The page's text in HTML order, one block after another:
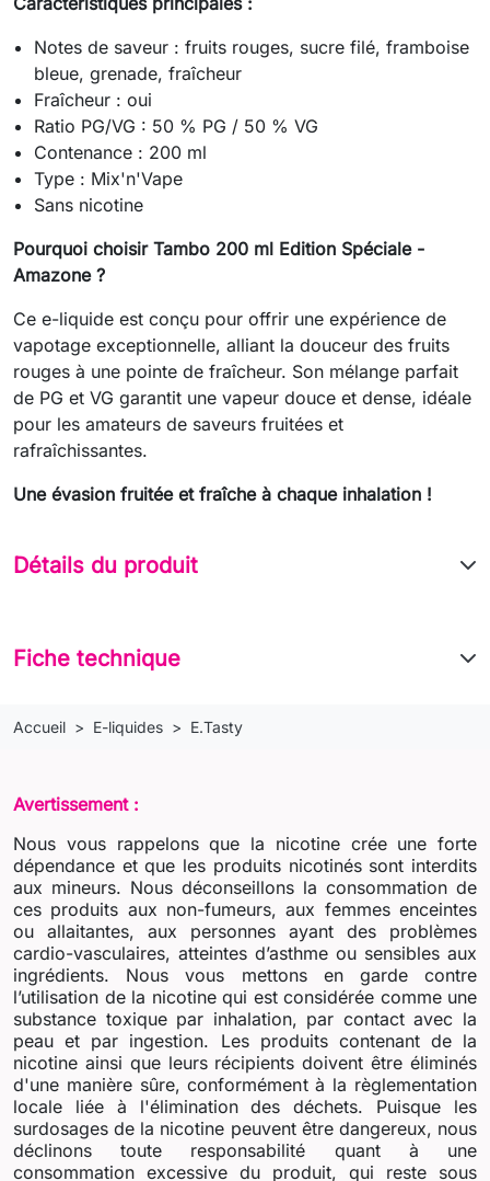
Notes de saveur : fruits rouges, sucre filé, framboise
bleue, grenade, fraîcheur
Fraîcheur : oui
Ratio PG/VG : 50 % PG / 50 % VG
Contenance : 200 ml
Type : Mix'n'Vape
Sans nicotine
Pourquoi choisir Tambo 200 ml Edition Spéciale -
Amazone ?
Ce e-liquide est conçu pour offrir une expérience de
vapotage exceptionnelle, alliant la douceur des fruits
rouges à une pointe de fraîcheur. Son mélange parfait
de PG et VG garantit une vapeur douce et dense, idéale
pour les amateurs de saveurs fruitées et
rafraîchissantes.
Une évasion fruitée et fraîche à chaque inhalation !
Détails du produit
Fiche technique
Accueil E-liquides E.Tasty
Avertissement :
Nous vous rappelons que la nicotine crée une forte
dépendance et que les produits nicotinés sont interdits
aux mineurs. Nous déconseillons la consommation de
ces produits aux non-fumeurs, aux femmes enceintes
ou allaitantes, aux personnes ayant des problèmes
cardio-vasculaires, atteintes d’asthme ou sensibles aux
ingrédients. Nous vous mettons en garde contre
l’utilisation de la nicotine qui est considérée comme une
substance toxique par inhalation, par contact avec la
peau et par ingestion. Les produits contenant de la
nicotine ainsi que leurs récipients doivent être éliminés
d'une manière sûre, conformément à la règlementation
locale liée à l'élimination des déchets. Puisque les
surdosages de la nicotine peuvent être dangereux, nous
déclinons toute responsabilité quant à une
consommation excessive du produit, qui reste sous